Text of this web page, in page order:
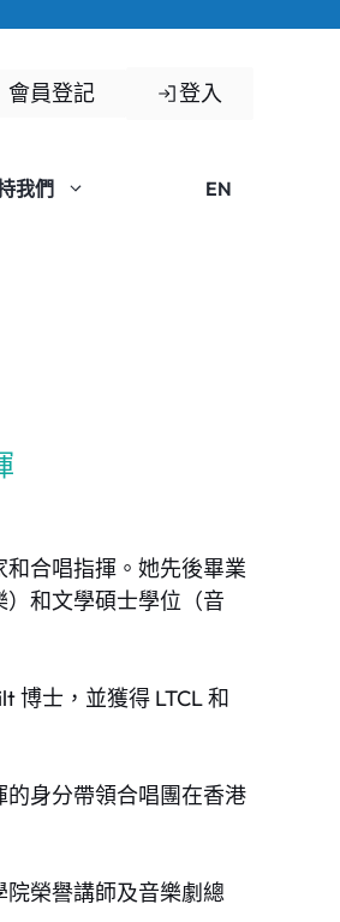
會員登記 登入
我們 EN
合唱指揮。她先後畢業
和文學碩士學位（音
博士，並獲得 LTCL 和
身分帶領合唱團在香港
榮譽講師及音樂劇總